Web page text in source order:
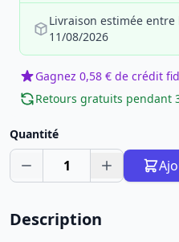
Livraison estimée
11/08/2026
Gagnez 0,58 € de crédit
Retours gratuits pendant
Quantité
1
Description